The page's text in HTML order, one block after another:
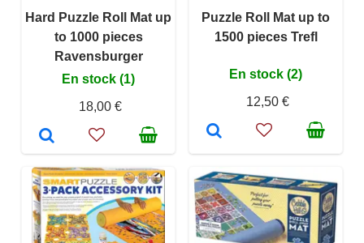
Hard Puzzle Roll Mat up
to 1000 pieces
Ravensburger
En stock (1)
18,00 €
Puzzle Roll Mat up to
1500 pieces Trefl
En stock (2)
12,50 €